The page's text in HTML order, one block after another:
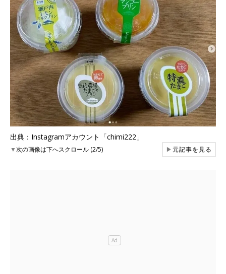
出典：Instagramアカウント「chimi222」
▼次の画像は下へスクロール (2/5) ▶元記事を見る